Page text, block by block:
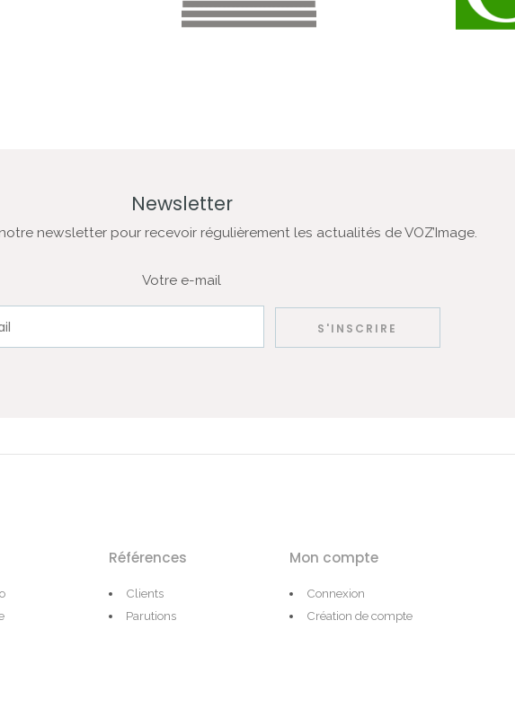
Newsletter
newsletter pour recevoir régulièrement les actualités de VOZ’Image.
Votre e-mail
Références
Clients
Parutions
Mon compte
Connexion
Création de compte